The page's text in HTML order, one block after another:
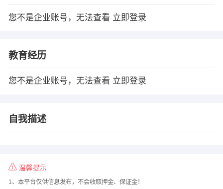
您不是企业账号，无法查看 立即登录
教育经历
您不是企业账号，无法查看 立即登录
自我描述
温馨提示
1、本平台仅供信息发布，不会收取押金、保证金！